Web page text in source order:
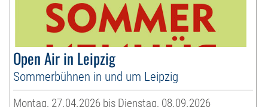
Open Air in Leipzig
Sommerbühnen in und um Leipzig
Montag, 27.04.2026 bis Dienstag, 08.09.2026